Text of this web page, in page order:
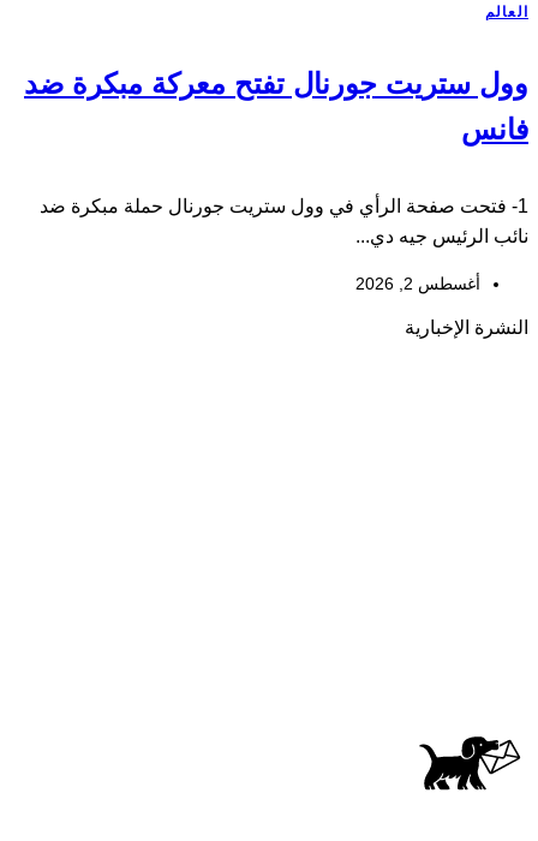
العالم
وول ستريت جورنال تفتح معركة مبكرة ضد
فانس
1- فتحت صفحة الرأي في وول ستريت جورنال حملة مبكرة ضد
نائب الرئيس جيه دي...
أغسطس 2, 2026
النشرة الإخبارية